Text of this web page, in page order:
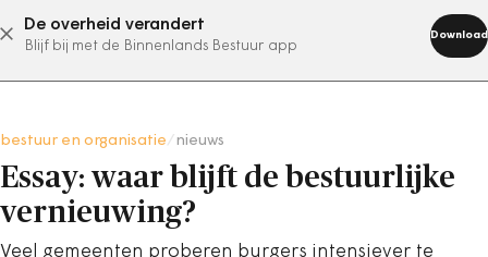
De overheid verandert
Blijf bij met de Binnenlands Bestuur app
Download
abonneer nu
bestuur en organisatie nieuws
Essay: waar blijft de bestuurlijke
vernieuwing?
Veel gemeenten proberen burgers intensiever te